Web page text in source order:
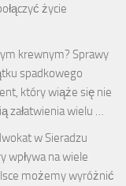
życie
krewnym? Sprawy
spadkowego
który wiąże się nie
załatwienia wielu …
w Sieradzu
wpływa na wiele
możemy wyróżnić